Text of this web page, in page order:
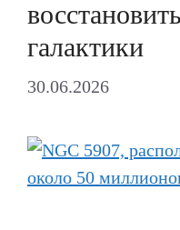
галактики
30.06.2026